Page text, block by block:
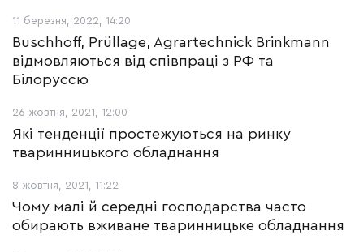
11 березня, 2022, 14:20
Buschhoff, Prüllage, Agrartechnick Brinkmann
відмовляються від співпраці з РФ та
Білоруссю
26 жовтня, 2021, 12:00
Які тенденції простежуються на ринку
тваринницького обладнання
8 жовтня, 2021, 11:22
Чому малі й середні господарства часто
обирають вживане тваринницьке обладнання